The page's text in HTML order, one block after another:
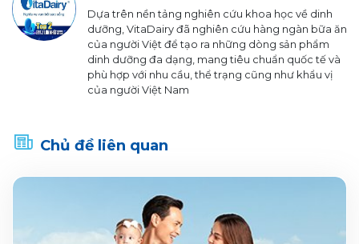
Dựa trên nền tảng nghiên cứu khoa học về dinh
dưỡng, VitaDairy đã nghiên cứu hàng ngàn bữa ăn
của người Việt để tạo ra những dòng sản phẩm
dinh dưỡng đa dạng, mang tiêu chuẩn quốc tế và
phù hợp với nhu cầu, thể trạng cũng như khẩu vị
của người Việt Nam
Chủ đề liên quan